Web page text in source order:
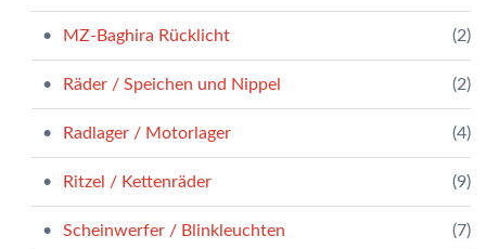
MZ-Baghira Rücklicht (2)
Räder / Speichen und Nippel (2)
Radlager / Motorlager (4)
Ritzel / Kettenräder (9)
Scheinwerfer / Blinkleuchten (7)